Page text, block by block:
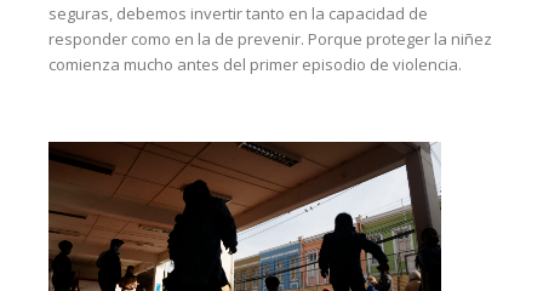
seguras, debemos invertir tanto en la capacidad de
responder como en la de prevenir. Porque proteger la niñez
comienza mucho antes del primer episodio de violencia.